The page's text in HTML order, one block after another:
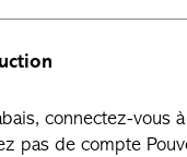
connectez-vous
pas de compte